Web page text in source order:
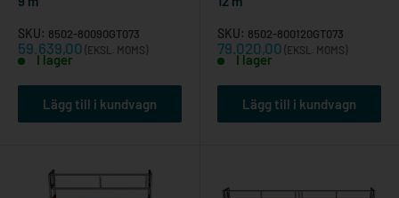
SKU: 8502-80090GT073
Reapris
59.639,00 (EKSL. MOMS)
I lager
Lägg till i kundvagn
SKU: 8502-800120GT073
Reapris
79.020,00 (EKSL. MOMS)
I lager
Lägg till i kundvagn